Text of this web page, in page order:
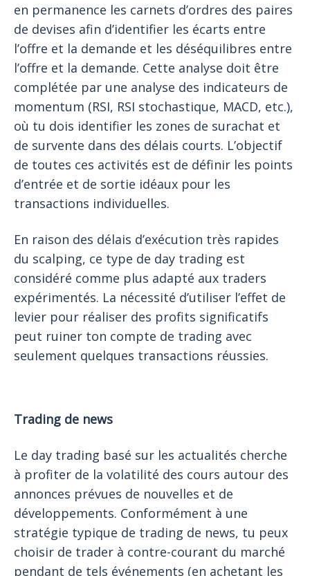
en permanence les carnets d’ordres des paires
de devises afin d’identifier les écarts entre
l’offre et la demande et les déséquilibres entre
l’offre et la demande. Cette analyse doit être
complétée par une analyse des indicateurs de
momentum (RSI, RSI stochastique, MACD, etc.),
où tu dois identifier les zones de surachat et
de survente dans des délais courts. L’objectif
de toutes ces activités est de définir les points
d’entrée et de sortie idéaux pour les
transactions individuelles.
En raison des délais d’exécution très rapides
du scalping, ce type de day trading est
considéré comme plus adapté aux traders
expérimentés. La nécessité d’utiliser l’effet de
levier pour réaliser des profits significatifs
peut ruiner ton compte de trading avec
seulement quelques transactions réussies.
Trading de news
Le day trading basé sur les actualités cherche
à profiter de la volatilité des cours autour des
annonces prévues de nouvelles et de
développements. Conformément à une
stratégie typique de trading de news, tu peux
choisir de trader à contre-courant du marché
pendant de tels événements (en achetant les